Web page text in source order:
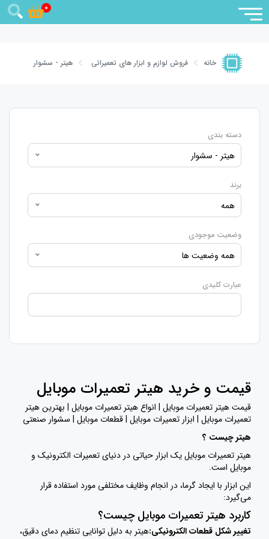
0
خانه فروش لوازم و ابزار های تعمیراتی هیتر - سشوار
دسته بندی
هیتر - سشوار
برند
همه
وضعیت موجودی
همه وضعیت ها
عبارت کلیدی
قیمت و خرید هیتر تعمیرات موبایل
قیمت هیتر تعمیرات موبایل | انواع هیتر تعمیرات موبایل | بهترین هیتر
تعمیرات موبایل | ابزار تعمیرات موبایل | قطعات موبایل | سشوار صنعتی
هیتر چیست ؟
هیتر تعمیرات موبایل یک ابزار حیاتی در دنیای تعمیرات الکترونیک و
موبایل است.
این ابزار با ایجاد گرما، در انجام وظایف مختلفی مورد استفاده قرار
می‌گیرد:
کاربرد هیتر تعمیرات موبایل چیست؟
تغییر شکل قطعات الکترونیکی:هیتر به دلیل توانایی تنظیم دمای دقیق،